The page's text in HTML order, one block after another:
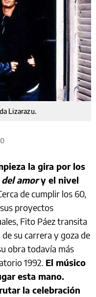
Lizarazu.
0
la gira por los
amory el nivel
de cumplir los 60,
proyectos
Fito Páez transita
su carrera y goza de
obra todavía más
1992. El músico
esta mano.
la celebración